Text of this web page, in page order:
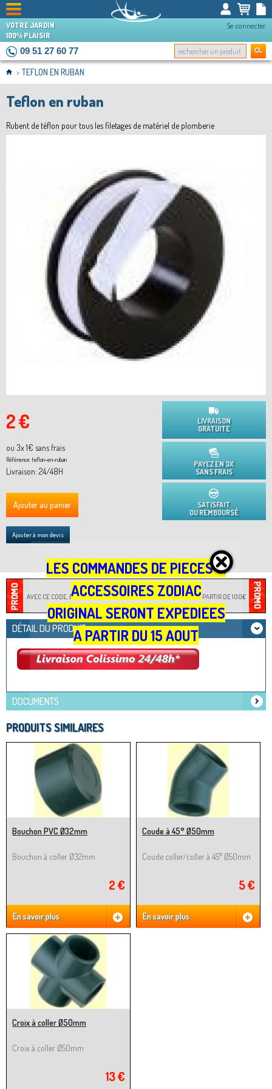
VOTRE JARDIN
100% PLAISIR
Se connecter
09 51 27 60 77
> TEFLON EN RUBAN
Teflon en ruban
Rubent de téflon pour tous les filetages de matériel de plomberie
LIVRAISON
GRATUITE
PAYEZ EN 3X
SANS FRAIS
SATISFAIT
OU REMBOURSÉ
2 €
ou 3x1€ sans frais
Référence:teflon-en-ruban
Livraison: 24/48H
Ajouter au panier
Ajouter à mon devis
CODE PROMOTION : JARDILOISIRS
AVEC CE CODE, BÉNÉFICIEZ D'UNE REMISE IMMÉDIATE DE -2%, À PARTIR DE 100€
D'ACHAT !
DÉTAIL DU PRODUIT
DOCUMENTS
PRODUITS SIMILAIRES
Bouchon PVC Ø32mm
Bouchon à coller Ø32mm
2 €
En savoir plus
Coude à 45° Ø50mm
Coude coller/coller à 45° Ø50mm
5 €
En savoir plus
Croix à coller Ø50mm
Croix à coller Ø50mm
13 €
LES COMMANDES DE PIECES &
ACCESSOIRES ZODIAC
ORIGINAL SERONT EXPEDIEES
A PARTIR DU 15 AOUT